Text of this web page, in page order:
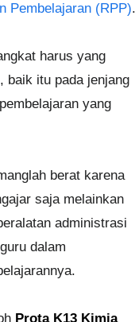
Pembelajaran (RPP).
harus yang
baik itu pada jenjang
yang
berat karena
saja melainkan
administrasi
dalam
Prota K13 Kimia